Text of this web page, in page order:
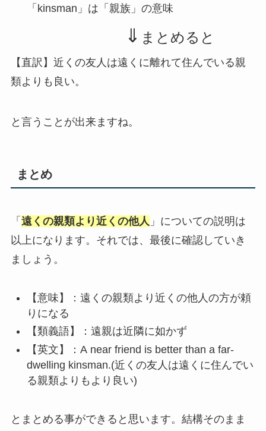
「kinsman」は「親族」の意味
⇓ まとめると
【直訳】近くの友人は遠くに離れて住んでいる親
類よりも良い。
と言うことが出来ますね。
まとめ
「 遠くの親類より近くの他人 」についての説明は
以上になります。それでは、最後に確認していき
ましょう。
【意味】：遠くの親類より近くの他人の方が頼
りになる
【類義語】：遠親は近隣に如かず
【英文】：A near friend is better than a far-
dwelling kinsman.(近くの友人は遠くに住んでい
る親類よりもより良い)
とまとめる事ができると思います。結構そのまま